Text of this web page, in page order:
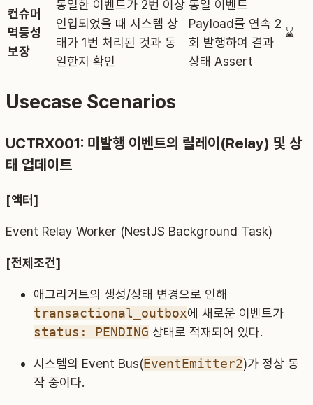
컨슈머
멱등성
보장
동일한 이벤트가 2번 이상
인입되었을 때 시스템 상
태가 1번 처리된 것과 동
일한지 확인
동일 이벤트
Payload를 연속 2
회 발행하여 결과
상태 Assert
⌛️
Usecase Scenarios
UCTRX001: 미발행 이벤트의 릴레이(Relay) 및 상
태 업데이트
[액터]
Event Relay Worker (NestJS Background Task)
[전제조건]
애그리거트의 생성/상태 변경으로 인해
transactional_outbox에 새로운 이벤트가
status: PENDING 상태로 적재되어 있다.
시스템의 Event Bus(EventEmitter2)가 정상 동
작 중이다.